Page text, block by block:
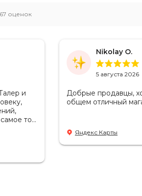
оценок
то.
.
Nikolay O.
5 августа 2026
Добрые продавцы,
общем отличный
Яндекс Карты